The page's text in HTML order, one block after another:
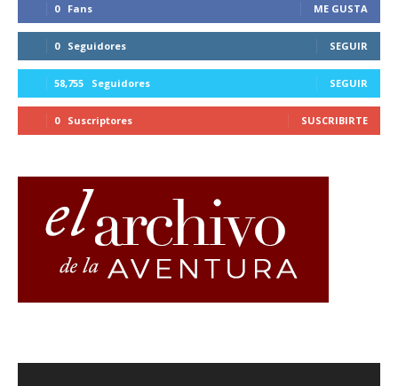
0 Fans ME GUSTA
0 Seguidores SEGUIR
58,755 Seguidores SEGUIR
0 Suscriptores SUSCRIBIRTE